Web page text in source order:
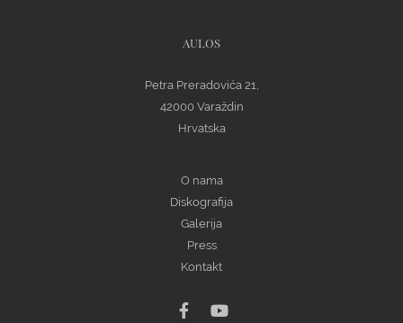
AULOS
Petra Preradovića 21,
42000 Varaždin
Hrvatska
O nama
Diskografija
Galerija
Press
Kontakt